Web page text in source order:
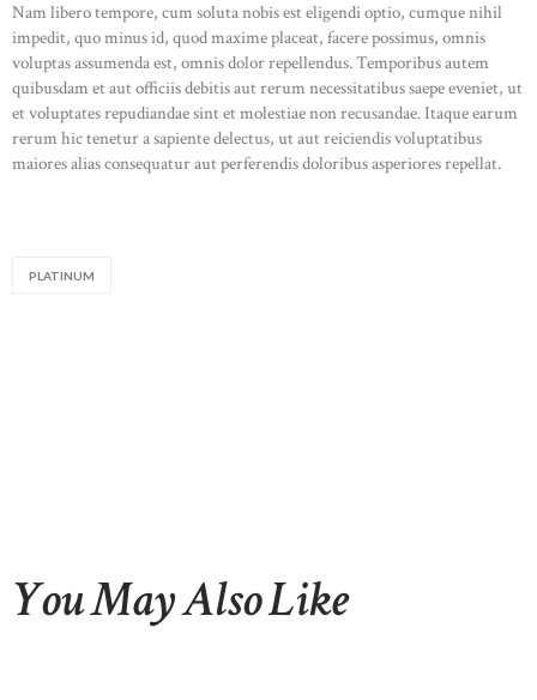
CONTACTS
Nam libero tempore, cum soluta nobis est eligendi optio, cumque nihil
impedit, quo minus id, quod maxime placeat, facere possimus, omnis
voluptas assumenda est, omnis dolor repellendus. Temporibus autem
quibusdam et aut officiis debitis aut rerum necessitatibus saepe eveniet, ut
et voluptates repudiandae sint et molestiae non recusandae. Itaque earum
rerum hic tenetur a sapiente delectus, ut aut reiciendis voluptatibus
maiores alias consequatur aut perferendis doloribus asperiores repellat.
PLATINUM
You May Also Like